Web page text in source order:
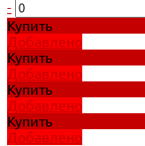
-
Купить
Добавлено
Купить
Добавлено
Купить
Добавлено
Купить
Добавлено